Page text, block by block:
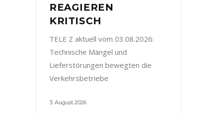
REAGIEREN
KRITISCH
TELE Z aktuell vom 03.08.2026:
Technische Mängel und
Lieferstörungen bewegten die
Verkehrsbetriebe
3. August 2026